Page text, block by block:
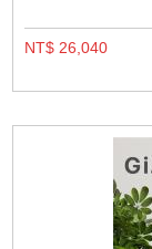
NT$ 26,040